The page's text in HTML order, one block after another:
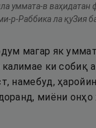
уммата-в ваҳидатан
р-Раббика ла қуЗия
магар як
калимае ки собиқ
намебуд,
миёни онҳо